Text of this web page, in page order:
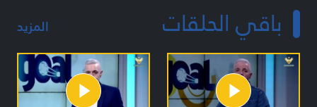
باقي الحلقات المزيد